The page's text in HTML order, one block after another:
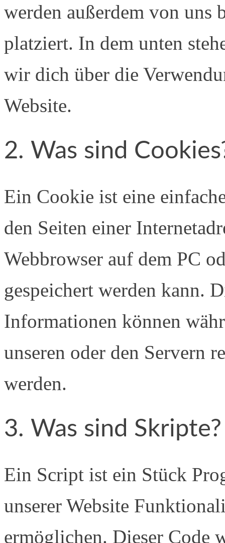
werden außerdem von uns
platziert. In dem unten
wir dich über die
Website.
2. Was sind
Ein Cookie ist eine
den Seiten einer
Webbrowser auf dem PC
gespeichert werden kann.
Informationen können
unseren oder den Servern
werden.
3. Was sind Skripte?
Ein Script ist ein Stück
unserer Website
ermöglichen. Dieser Code